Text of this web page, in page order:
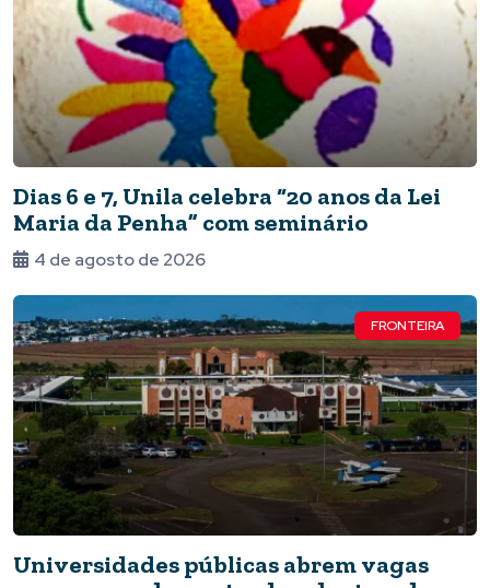
Dias 6 e 7, Unila celebra “20 anos da Lei
Maria da Penha” com seminário
4 de agosto de 2026
FRONTEIRA
Universidades públicas abrem vagas